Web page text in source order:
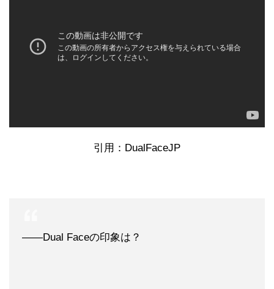
引用：DualFaceJP
――Dual Faceの印象は？